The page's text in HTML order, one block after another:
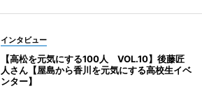
インタビュー
【高松を元気にする100人 VOL.10】後藤匠
人さん【屋島から香川を元気にする高校生イベ
ンター】